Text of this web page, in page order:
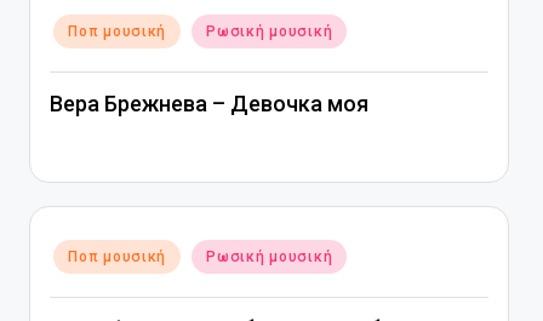
Αναρτήθηκε
σε
Ποπ μουσική Ρωσική μουσική
Вера Брежнева – Девочка моя
Αναρτήθηκε
σε
Ποπ μουσική Ρωσική μουσική